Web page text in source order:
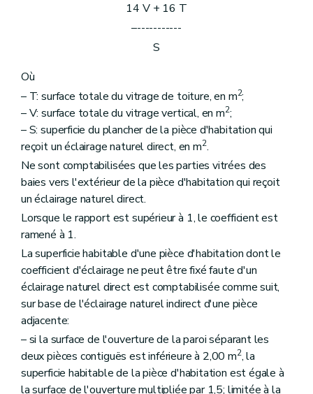
14 V + 16 T
–-----------
S
Où
– T: surface totale du vitrage de toiture, en m2;
– V: surface totale du vitrage vertical, en m2;
– S: superficie du plancher de la pièce d'habitation qui
reçoit un éclairage naturel direct, en m2.
Ne sont comptabilisées que les parties vitrées des
baies vers l'extérieur de la pièce d'habitation qui reçoit
un éclairage naturel direct.
Lorsque le rapport est supérieur à 1, le coefficient est
ramené à 1.
La superficie habitable d'une pièce d'habitation dont le
coefficient d'éclairage ne peut être fixé faute d'un
éclairage naturel direct est comptabilisée comme suit,
sur base de l'éclairage naturel indirect d'une pièce
adjacente:
– si la surface de l'ouverture de la paroi séparant les
deux pièces contiguës est inférieure à 2,00 m2, la
superficie habitable de la pièce d'habitation est égale à
la surface de l'ouverture multipliée par 1,5; limitée à la